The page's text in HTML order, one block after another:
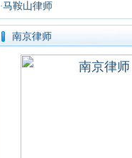
·马鞍山律师
南京律师